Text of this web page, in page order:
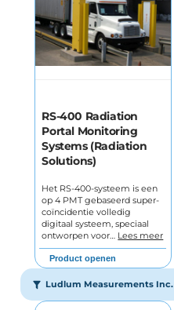
RS-400 Radiation
Portal Monitoring
Systems (Radiation
Solutions)
Het RS-400-systeem is een
op 4 PMT gebaseerd super-
coïncidentie volledig
digitaal systeem, speciaal
ontworpen voor… Lees meer
Product openen
Ludlum Measurements Inc.